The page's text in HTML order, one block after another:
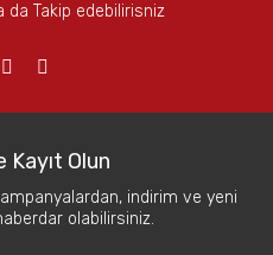
da Takip edebilirisniz
Kayıt Olun
indirim ve yeni
olabilirsiniz.